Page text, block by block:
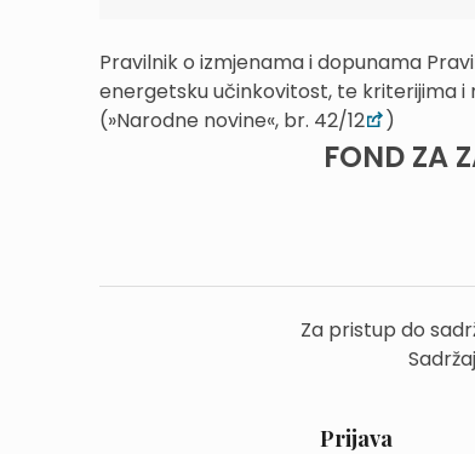
Pravilnik o izmjenama i dopunama
energetsku učinkovitost, te kriterijima i
(»Narodne novine«, br. 42/12
)
FOND ZA
Za pristup do
Prijava